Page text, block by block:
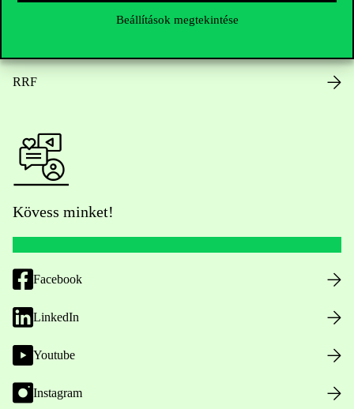
Beállítások megtekintése
Karrier
RRF
Kövess minket!
Facebook
LinkedIn
Youtube
Instagram